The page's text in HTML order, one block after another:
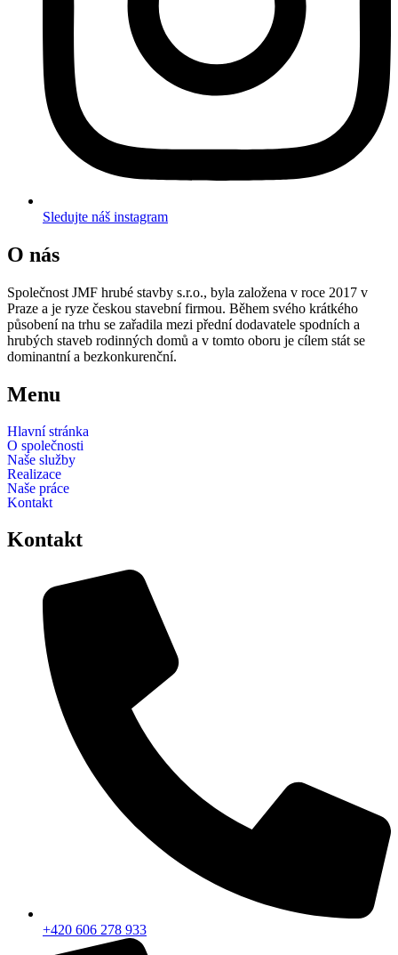
Sledujte náš instagram
O nás
Společnost JMF hrubé stavby s.r.o., byla založena v roce 2017 v
Praze a je ryze českou stavební firmou. Během svého krátkého
působení na trhu se zařadila mezi přední dodavatele spodních a
hrubých staveb rodinných domů a v tomto oboru je cílem stát se
dominantní a bezkonkurenční.
Menu
Hlavní stránka
O společnosti
Naše služby
Realizace
Naše práce
Kontakt
Kontakt
+420 606 278 933